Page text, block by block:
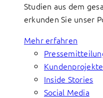
Studien aus dem
erkunden Sie unser
Mehr erfahren
Kundenprojekte
Inside Stories
Social Media